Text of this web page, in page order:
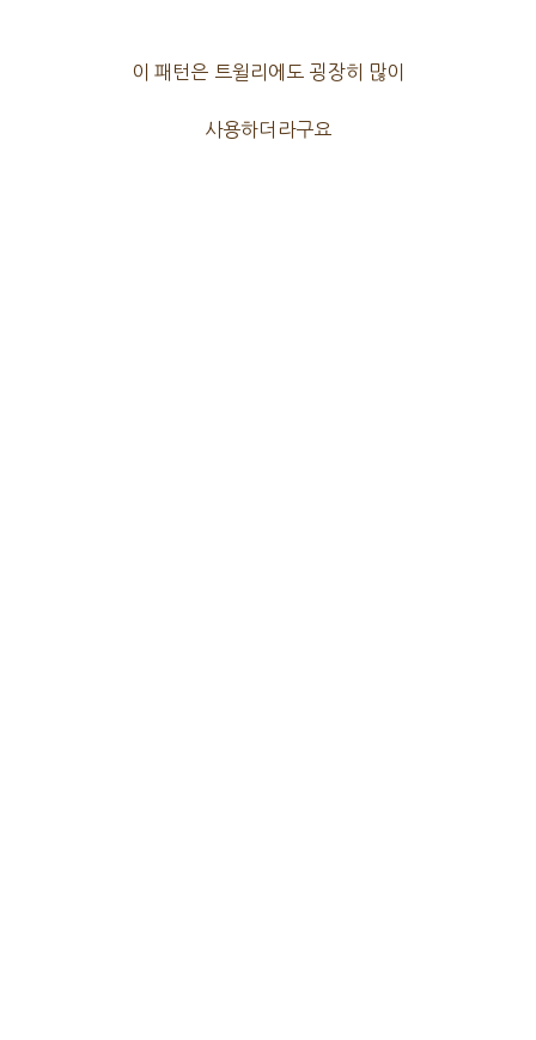
이 패턴은 트윌리에도 굉장히 많이
사용하더라구요